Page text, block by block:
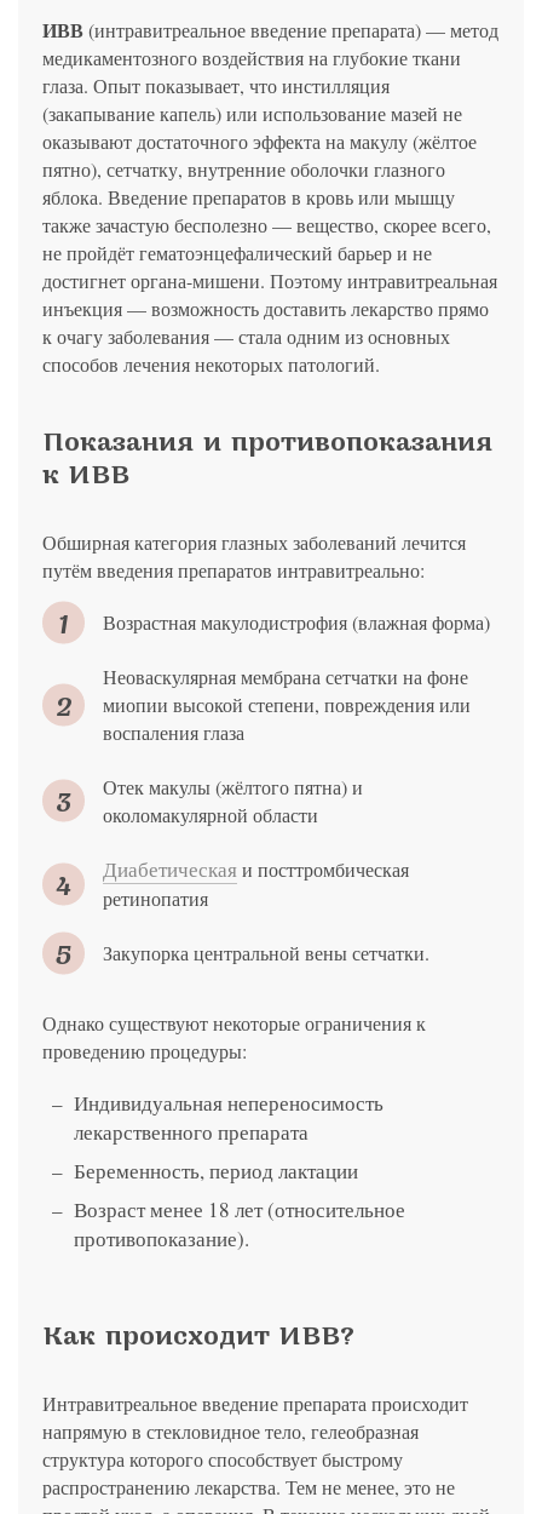
ИВВ(интравитреальное введение препарата) — метод
медикаментозного воздействия на глубокие ткани
глаза. Опыт показывает, что инстилляция
(закапывание капель) или использование мазей не
оказывают достаточного эффекта на макулу (жёлтое
пятно), сетчатку, внутренние оболочки глазного
яблока. Введение препаратов в кровь или мышцу
также зачастую бесполезно — вещество, скорее всего,
не пройдёт гематоэнцефалический барьер и не
достигнет органа-мишени. Поэтому интравитреальная
инъекция — возможность доставить лекарство прямо
к очагу заболевания — стала одним из основных
способов лечения некоторых патологий.
Показания и противопоказания
к ИВВ
Обширная категория глазных заболеваний лечится
путём введения препаратов интравитреально:
Возрастная макулодистрофия (влажная форма)
Неоваскулярная мембрана сетчатки на фоне
миопии высокой степени, повреждения или
воспаления глаза
Отек макулы (жёлтого пятна) и
околомакулярной области
Диабетическаяи посттромбическая
ретинопатия
Закупорка центральной вены сетчатки.
Однако существуют некоторые ограничения к
проведению процедуры:
Индивидуальная непереносимость
лекарственного препарата
Беременность, период лактации
Возраст менее 18 лет (относительное
противопоказание).
Как происходит ИВВ?
Интравитреальное введение препарата происходит
напрямую в стекловидное тело, гелеобразная
структура которого способствует быстрому
распространению лекарства. Тем не менее, это не
Яндекс Google 2GIS Zoon
Yell ПроДокторов
Я соглашаюсь на получение рассылки в соответствии с ФЗ от
13.03.2006 №38-ФЗ на условиях и для целей, определенных
политикой конфиденциальности
Записаться
Консультация и прием у профессора
Беликовой Е.И.
+7 991 098-78-29
Елена, персональный менеджер
политикой конфиденциальности
Записаться
Отправить
13.03.2006 №38-ФЗ на условиях и для целей, определенных
политикой конфиденциальности
Отправить
Нажимая на кнопку «Отправить», вы даете согласие
на обработкуперсональных данных
Я соглашаюсь на получение рассылки в соответствии с ФЗ от
13.03.2006 №38-ФЗ на условиях и для целей, определенных
политикой конфиденциальности
Отправить